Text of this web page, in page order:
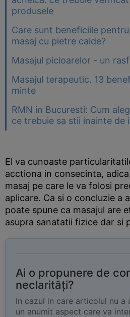
produsele
Care sunt beneficiile
masaj cu pietre calde?
Masajul picioarelor - un
Masajul terapeutic. 13
minte
RMN in Bucuresti: Cum
ce trebuie sa stii inainte de
El va cunoaste
acctiona in consecinta,
masaj pe care le va folosi
aplicare. Ca si o concluzie a
poate spune ca masajul are
asupra sanatatii fizice dar si
Ai o propunere de
neclarități?
In cazul in care articolul nu
un anumit aspect care va